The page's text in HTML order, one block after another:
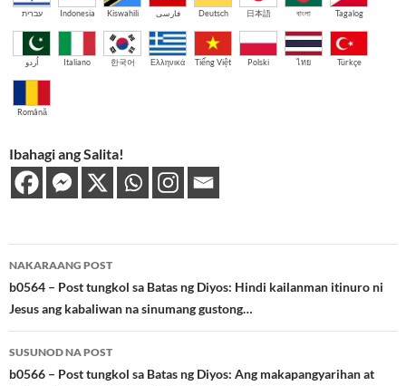
עברית Indonesia Kiswahili فارسی Deutsch 日本語 বাংলা Tagalog
اُردو Italiano 한국어 Ελληνικά Tiếng Việt Polski ไทย Türkçe
Română
Ibahagi ang Salita!
Post
navigation
NAKARAANG POST
b0564 – Post tungkol sa Batas ng Diyos: Hindi kailanman itinuro ni
Jesus ang kabaliwan na sinumang gustong…
SUSUNOD NA POST
b0566 – Post tungkol sa Batas ng Diyos: Ang makapangyarihan at